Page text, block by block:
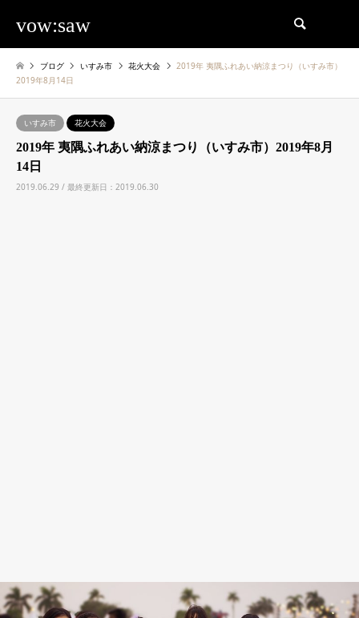
vow:saw
ブログ いすみ市 花火大会
2019年 夷隅ふれあい納涼まつり（いすみ市）
2019年8月14日
いすみ市 花火大会
2019年 夷隅ふれあい納涼まつり（いすみ市）2019年8月
14日
2019.06.29 / 最終更新日：2019.06.30